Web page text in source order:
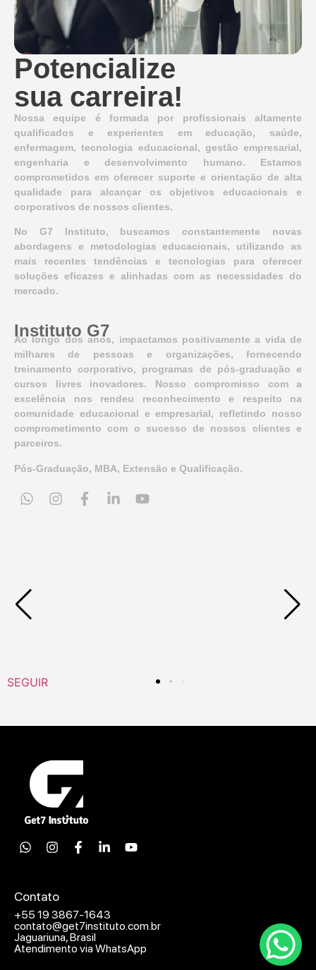
Potencialize
sua carreira!
Nossa equipe é formada por profissionais altamente
qualificados e experientes em educação, saúde,
enfermagem, tecnologia educacional, gestão empresarial,
engenharia e desenvolvimento humano. Estamos
comprometidos em oferecer suporte e orientação de alta
qualidade para alcançar os objetivos educacionais e
corporativos de nossos clientes.
No G7 Instituto, buscamos constantemente novas
abordagens e metodologias educacionais, utilizando as
mais recentes tendências e tecnologias para oferecer
soluções eficazes e alinhadas com as necessidades do
mercado.
Instituto G7
Ao longo dos anos, impactamos positivamente a vida de
milhares de pessoas e organizações, fornecendo
treinamento corporativo, programas de pós-graduação e
cursos livres inovadores. Nosso compromisso com a
excelência nos rendeu reconhecimento e respeito na
comunidade educacional e empresarial, refletindo nosso
comprometimento com o sucesso de nossos clientes e
parceiros.
Pós-Graduação, MBA, Extensão e Qualificação.
SEGUIR
Contato
+55 19 3867-1643
contato@get7instituto.com.br
Jaguariuna, Brasil
Atendimento via WhatsApp